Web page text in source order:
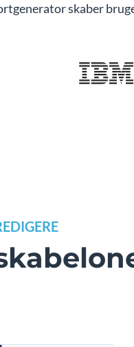
skaber